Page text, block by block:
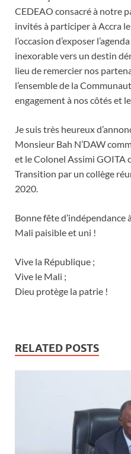
CEDEAO consacré à notre
invités à participer à Accra
l’occasion d’exposer
inexorable vers un destin
lieu de remercier nos
l’ensemble de la
engagement à nos côtés et
Je suis très heureux
Monsieur Bah N’DAW
et le Colonel Assimi GOITA
Transition par un collège
2020.
Bonne fête d’indépendance
Mali paisible et uni !
Vive la République ;
Vive le Mali ;
Dieu protège la patrie !
RELATED POSTS